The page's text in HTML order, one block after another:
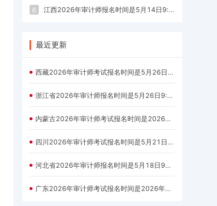
6 江西2026年审计师报名时间是5月14日9:00— 24日17:00
最近更新
西藏2026年审计师考试报名时间是5月26日—6月4日
浙江省2026年审计师报名时间是5月26日9:00至6月5日17:00
内蒙古2026年审计师考试报名时间是2026年5月21日9：00—6月1日17:00
四川2026年审计师考试报名时间是5月21日至6月3日
河北省2026年审计师报名时间是5月18日9时-27日17时
广东2026年审计师考试报名时间是2026年5月18日9:00-5月28日17:00